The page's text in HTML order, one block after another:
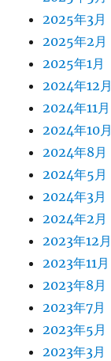
2025年3月
2025年2月
2025年1月
2024年12月
2024年11月
2024年10月
2024年8月
2024年5月
2024年3月
2024年2月
2023年12月
2023年11月
2023年8月
2023年7月
2023年5月
2023年3月